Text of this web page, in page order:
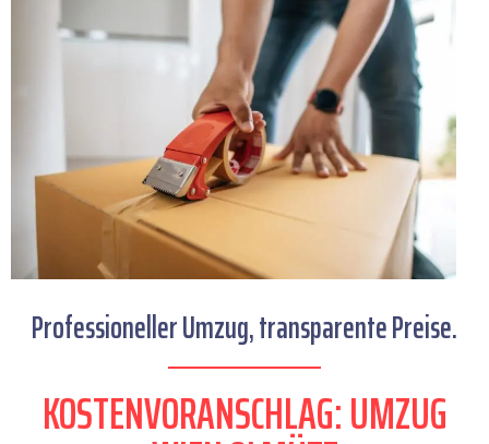
Professioneller Umzug, transparente Preise.
KOSTENVORANSCHLAG: UMZUG